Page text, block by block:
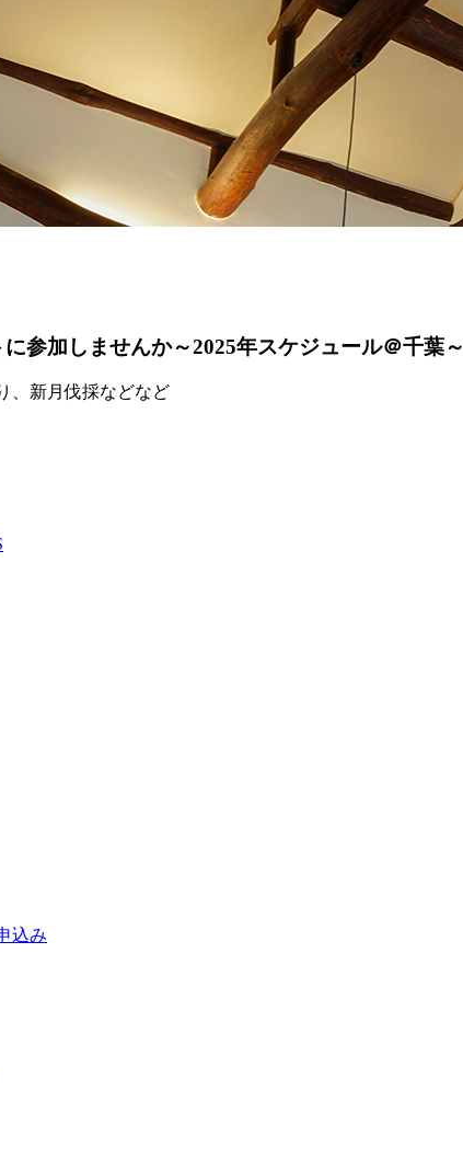
参加しませんか～2025年スケジュール＠千葉～
、新月伐採などなど
込み